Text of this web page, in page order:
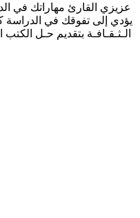
عزيزي القارئ مهاراتك في
يؤدي إلى تفوقك في الدراسة
الـثـقـافـة بتقديم حـل